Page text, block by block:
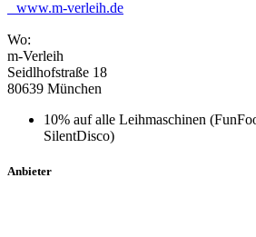
www.m-verleih.de
Wo:
m-Verleih
Seidlhofstraße 18
80639 München
10% auf alle Leihmaschinen
SilentDisco)
Anbieter